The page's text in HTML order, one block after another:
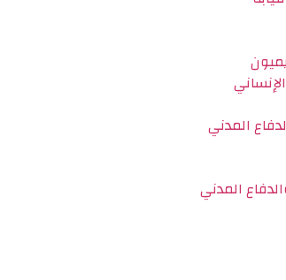
المدني
المدني